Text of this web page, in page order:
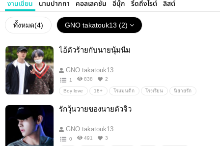
งานเขียน นามปากกา คอลเลคชัน อีบุ๊ก รี้ดถึงไรต์ ลิสต์
ทั้งหมด(4) GNO takatouk13 (2)
ไอ้ตัวร้ายกับนายนุ้มนี้ม
GNO takatouk13
1 838 2
Boy love 18+ โรแมนติก โรงเรียน นิยายรัก
รักวุ้นวายของนายตัวจิ๋ว
GNO takatouk13
0 491 3